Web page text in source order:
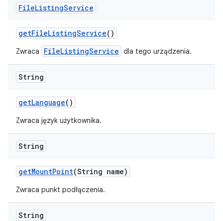
FileListingService
getFileListingService()
Zwraca FileListingService dla tego urządzenia.
String
getLanguage()
Zwraca język użytkownika.
String
getMountPoint(String name)
Zwraca punkt podłączenia.
String